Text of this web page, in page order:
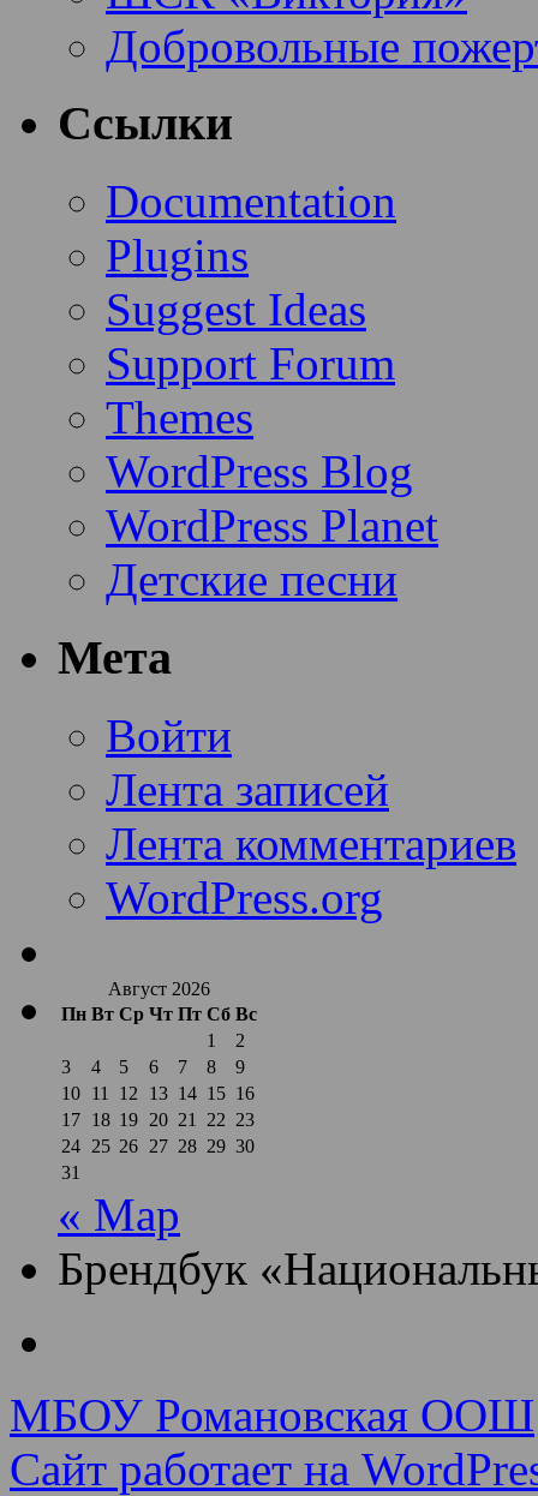
Добровольные
Ссылки
Documentation
Plugins
Suggest Ideas
Support Forum
Themes
WordPress Blog
WordPress Planet
Детские песни
Мета
Войти
Лента записей
Лента комментариев
WordPress.org
Август 2026
Пн Вт Ср Чт Пт Сб Вс
1
2
3
4 5 6 7 8
9
10 11 12 13 14 15 16
17 18 19 20 21 22 23
24 25 26 27 28 29 30
31
« Мар
Брендбук
МБОУ Романовская ООШ
Сайт работает на